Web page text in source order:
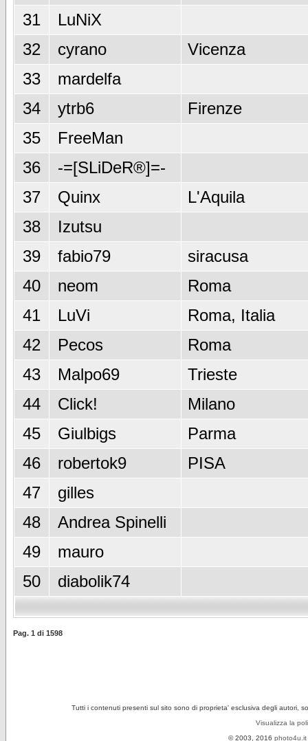
31
LuNiX
32
cyrano
Vicenza
33
mardelfa
34
ytrb6
Firenze
35
FreeMan
36
-=[SLiDeR®]=-
37
Quinx
L'Aquila
38
Izutsu
39
fabio79
siracusa
40
neom
Roma
41
LuVi
Roma, Italia
42
Pecos
Roma
43
Malpo69
Trieste
44
Click!
Milano
45
Giulbigs
Parma
46
robertok9
PISA
47
gilles
48
Andrea Spinelli
49
mauro
50
diabolik74
Pag. 1 di 1598
Tutti i contenuti presenti sul sito sono di proprieta' esclusiva degli autori,
Visualizza la
© 2003, 2016 photo4u.it